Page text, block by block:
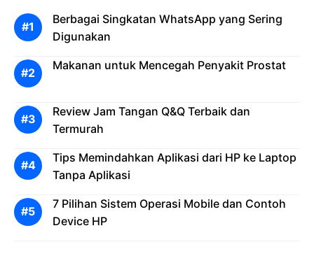
Berbagai Singkatan WhatsApp yang Sering
Digunakan
Makanan untuk Mencegah Penyakit Prostat
Review Jam Tangan Q&Q Terbaik dan
Termurah
Tips Memindahkan Aplikasi dari HP ke Laptop
Tanpa Aplikasi
7 Pilihan Sistem Operasi Mobile dan Contoh
Device HP